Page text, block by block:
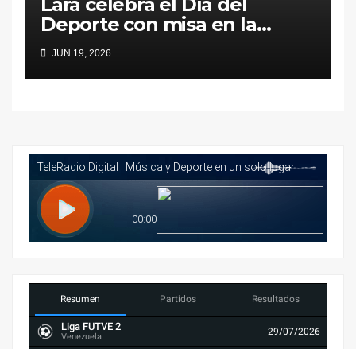
Deporte con misa en la
catedral y reafirma su unidad
rumbo a Caracas 2026
JUN 19, 2026
Resumen Partidos Resultados
Liga FUTVE 2
Venezuela 29/07/2026